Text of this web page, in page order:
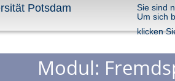
Potsdam
Sie sind
Um sich
klicken
Modul: